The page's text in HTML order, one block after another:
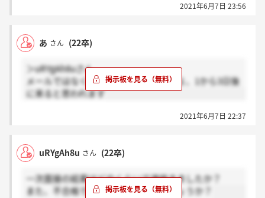
2021年6月7日 23:56
あ さん (22卒)
＞uRYgAh8uさん
メールではなく、マイページに来ますよ、1から3日後
に来ると思われます
2021年6月7日 22:37
uRYgAh8u さん (22卒)
一次面接の結果はどのくらいで連絡きましたか？
また、不合格でもメールが来るのでしょうか？